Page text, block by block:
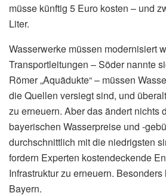
müsse künftig 5 Euro kosten – und
Liter.
Wasserwerke müssen modernisiert
Transportleitungen – Söder nannte
Römer „Aquädukte“ – müssen
die Quellen versiegt sind, und
zu erneuern. Aber das ändert nichts
bayerischen Wasserpreise und -
durchschnittlich mit die niedrigsten
fordern Experten kostendeckende
Infrastruktur zu erneuern.
Bayern.